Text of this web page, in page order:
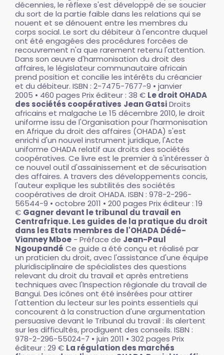
décennies, le réflexe s'est développé de se soucier
du sort de la partie faible dans les relations qui se
nouent et se dénouent entre les membres du
corps social. Le sort du débiteur à l'encontre duquel
ont été engagées des procédures forcées de
recouvrement n'a que rarement retenu l'attention.
Dans son œuvre d'harmonisation du droit des
affaires, le législateur communautaire africain
prend position et concilie les intérêts du créancier
et du débiteur. ISBN : 2-7475-7677-9 • janvier
2005 • 460 pages Prix éditeur : 38 € Le droit OHADA
des sociétés coopératives Jean GatsiDroits
africains et malgache Le 15 décembre 2010, le droit
uniforme issu de l'Organisation pour l'harmonisation
en Afrique du droit des affaires (OHADA) s'est
enrichi d'un nouvel instrument juridique, l'Acte
uniforme OHADA relatif aux droits des sociétés
coopératives. Ce livre est le premier à s'intéresser à
ce nouvel outil d'assainissement et de sécurisation
des affaires. A travers des développements concis,
l'auteur explique les subtilités des sociétés
coopératives de droit OHADA. ISBN : 978-2-296-
56544-9 • octobre 2011 • 200 pages Prix éditeur : 19
€ Gagner devant le tribunal du travail en
Centrafrique. Les guides de la pratique du droit
dans les Etats membres de l'OHADA Dédé-
Vianney Mboe - Préface de Jean-Paul
Ngoupandé Ce guide a été conçu et réalisé par
un praticien du droit, avec l'assistance d'une équipe
pluridisciplinaire de spécialistes des questions
relevant du droit du travail et après entretiens
techniques avec l'Inspection régionale du travail de
Bangui. Des icônes ont été insérées pour attirer
l'attention du lecteur sur les points essentiels qui
concourent à la construction d'une argumentation
persuasive devant le Tribunal du travail : ils alertent
sur les difficultés, prodiguent des conseils. ISBN :
978-2-296-55024-7 • juin 2011 • 302 pages Prix
éditeur : 29 € La régulation des marchés